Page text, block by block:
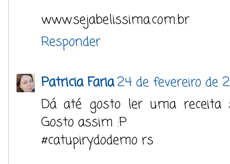
www.sejabelissima.com.br
Responder
Patricia Faria24 de fevereiro de
Dá até gosto ler uma receita
Gosto assim :P
#catupirydodemo rs